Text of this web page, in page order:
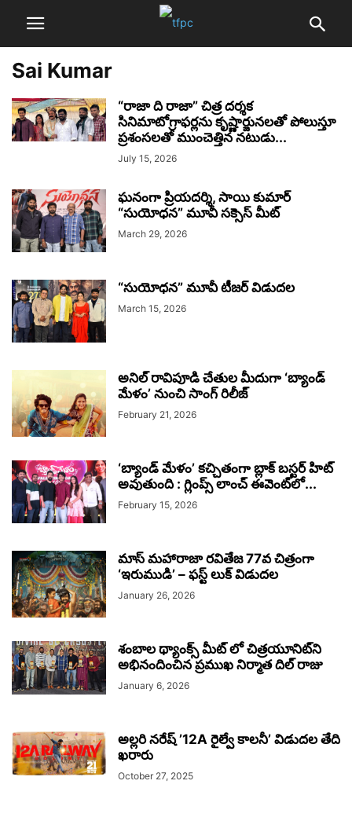
Sai Kumar
“రాజా ది రాజా” చిత్ర దర్శక
సినిమాటోగ్రాఫర్లను కృష్ణార్జునలతో పోలుస్తూ
ప్రశంసలతో ముంచెత్తిన నటుడు...
July 15, 2026
ఘనంగా ప్రియదర్శి, సాయి కుమార్
“సుయోధన” మూవీ సక్సెస్ మీట్
March 29, 2026
“సుయోధన” మూవీ టీజర్ విడుదల
March 15, 2026
అనిల్ రావిపూడి చేతుల మీదుగా ‘బ్యాండ్
మేళం’ నుంచి సాంగ్ రిలీజ్
February 21, 2026
‘బ్యాండ్ మేళం’ కచ్చితంగా బ్లాక్ బస్టర్ హిట్
అవుతుంది : గ్లింప్స్ లాంచ్ ఈవెంట్‌లో...
February 15, 2026
మాస్ మహారాజా రవితేజ 77వ చిత్రంగా
‘ఇరుముడి’ – ఫస్ట్ లుక్ విడుదల
January 26, 2026
శంబాల థ్యాంక్స్ మీట్ లో చిత్రయూనిట్‌‌ని
అభినందించిన ప్రముఖ నిర్మాత దిల్ రాజు
January 6, 2026
అల్లరి నరేష్ ’12A రైల్వే కాలనీ’ విడుదల తేది
ఖరారు
October 27, 2025